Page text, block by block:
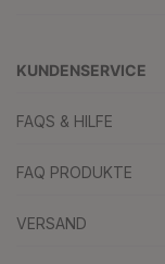
KUNDENSERVICE
FAQS & HILFE
FAQ PRODUKTE
VERSAND